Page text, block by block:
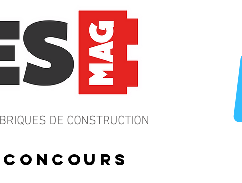
DE CONSTRUCTION
concours